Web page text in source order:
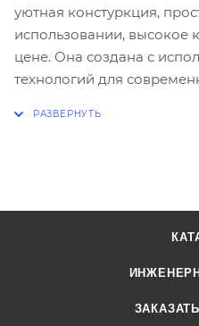
уютная констуркция,
использовании, высокое
цене. Она создана с
технологий для